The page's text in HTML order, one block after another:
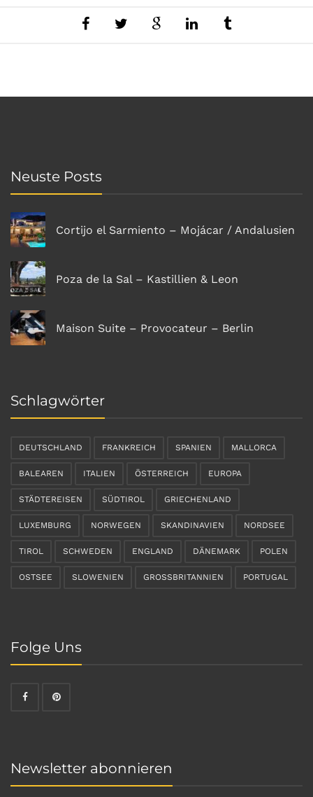
Neuste Posts
Cortijo el Sarmiento – Mojácar / Andalusien
Poza de la Sal – Kastillien & Leon
Maison Suite – Provocateur – Berlin
Schlagwörter
DEUTSCHLAND FRANKREICH SPANIEN MALLORCA
BALEAREN ITALIEN ÖSTERREICH EUROPA
STÄDTEREISEN SÜDTIROL GRIECHENLAND
LUXEMBURG NORWEGEN SKANDINAVIEN NORDSEE
TIROL SCHWEDEN ENGLAND DÄNEMARK POLEN
OSTSEE SLOWENIEN GROSSBRITANNIEN PORTUGAL
Folge Uns
Newsletter abonnieren